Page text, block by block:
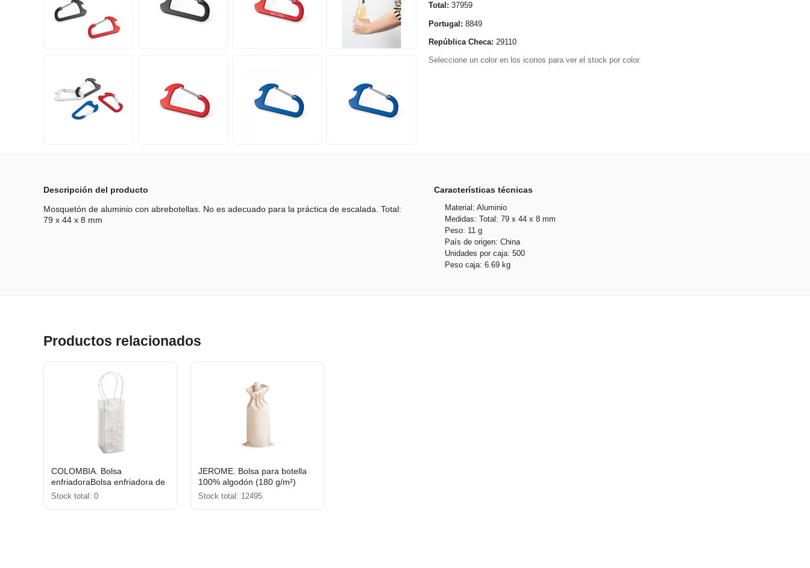
Total: 37959
Portugal: 8849
República Checa: 29110
Seleccione un color en los iconos para ver el stock por color.
Descripción del producto
Mosquetón de aluminio con abrebotellas. No es adecuado para la práctica de escalada. Total:
79 x 44 x 8 mm
Características técnicas
Material: Aluminio
Medidas: Total: 79 x 44 x 8 mm
Peso: 11 g
País de origen: China
Unidades por caja: 500
Peso caja: 6.69 kg
Productos relacionados
COLOMBIA. Bolsa
enfriadoraBolsa enfriadora de
PVC para una botella
Stock total: 0
JEROME. Bolsa para botella
100% algodón (180 g/m²)
Stock total: 12495